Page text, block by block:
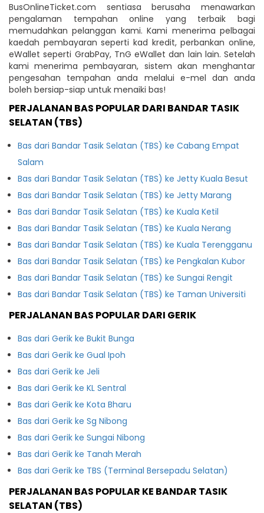
BusOnlineTicket.com sentiasa berusaha menawarkan
pengalaman tempahan online yang terbaik bagi
memudahkan pelanggan kami. Kami menerima pelbagai
kaedah pembayaran seperti kad kredit, perbankan online,
eWallet seperti GrabPay, TnG eWallet dan lain lain. Setelah
kami menerima pembayaran, sistem akan menghantar
pengesahan tempahan anda melalui e-mel dan anda
boleh bersiap-siap untuk menaiki bas!
PERJALANAN BAS POPULAR DARI BANDAR TASIK
SELATAN (TBS)
Bas dari Bandar Tasik Selatan (TBS) ke Cabang Empat
Salam
Bas dari Bandar Tasik Selatan (TBS) ke Jetty Kuala Besut
Bas dari Bandar Tasik Selatan (TBS) ke Jetty Marang
Bas dari Bandar Tasik Selatan (TBS) ke Kuala Ketil
Bas dari Bandar Tasik Selatan (TBS) ke Kuala Nerang
Bas dari Bandar Tasik Selatan (TBS) ke Kuala Terengganu
Bas dari Bandar Tasik Selatan (TBS) ke Pengkalan Kubor
Bas dari Bandar Tasik Selatan (TBS) ke Sungai Rengit
Bas dari Bandar Tasik Selatan (TBS) ke Taman Universiti
PERJALANAN BAS POPULAR DARI GERIK
Bas dari Gerik ke Bukit Bunga
Bas dari Gerik ke Gual Ipoh
Bas dari Gerik ke Jeli
Bas dari Gerik ke KL Sentral
Bas dari Gerik ke Kota Bharu
Bas dari Gerik ke Sg Nibong
Bas dari Gerik ke Sungai Nibong
Bas dari Gerik ke Tanah Merah
Bas dari Gerik ke TBS (Terminal Bersepadu Selatan)
PERJALANAN BAS POPULAR KE BANDAR TASIK
SELATAN (TBS)